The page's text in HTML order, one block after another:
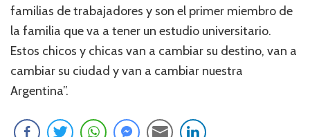
familias de trabajadores y son el primer miembro de
la familia que va a tener un estudio universitario.
Estos chicos y chicas van a cambiar su destino, van a
cambiar su ciudad y van a cambiar nuestra
Argentina”.